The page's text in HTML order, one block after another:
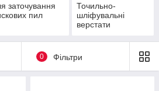
заточування
пил
Точильно-
шліфувальні
верстати
0 Фільтри